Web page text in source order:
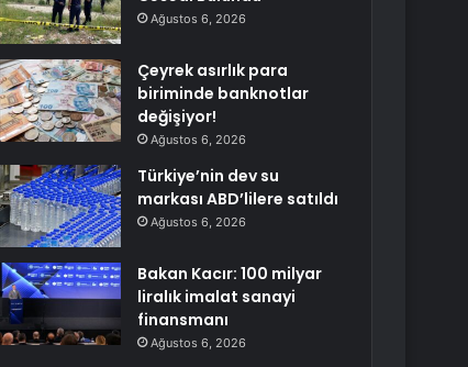
Ağustos 6, 2026
Çeyrek asırlık para
biriminde banknotlar
değişiyor!
Ağustos 6, 2026
Türkiye’nin dev su
markası ABD’lilere satıldı
Ağustos 6, 2026
Bakan Kacır: 100 milyar
liralık imalat sanayi
finansmanı
Ağustos 6, 2026